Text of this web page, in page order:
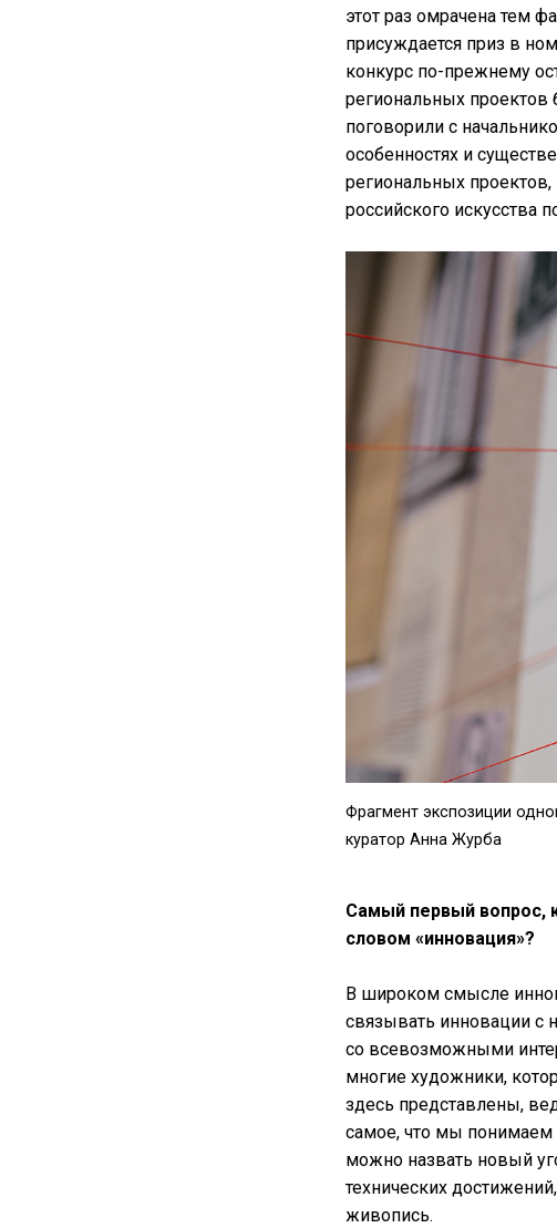
этот раз омрачена тем
присуждается приз в
конкурс по-прежнему
региональных
поговорили с
особенностях и
региональных
российского искусства
Фрагмент экспозиции
куратор Анна Журба
Самый первый вопрос,
словом «инновация»?
В широком смысле
связывать инновации с
со всевозможными
многие художники,
здесь представлены,
самое, что мы понимаем
можно назвать новый
технических
живопись.